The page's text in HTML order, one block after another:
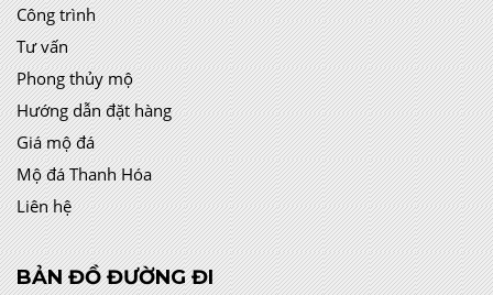
Công trình
Tư vấn
Phong thủy mộ
Hướng dẫn đặt hàng
Giá mộ đá
Mộ đá Thanh Hóa
Liên hệ
BẢN ĐỒ ĐƯỜNG ĐI